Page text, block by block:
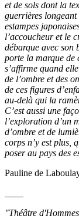
et de sols dont la
guerrières longeant
estampes
l’accoucheur et le
débarque avec son
porte la marque de
s’affirme quand
de l’ombre et des
de ces figures
au-delà qui la
C’est aussi une
l’exploration d’un
d’ombre et de
corps n’y est plus,
poser au pays des
Pauline de
"Théâtre